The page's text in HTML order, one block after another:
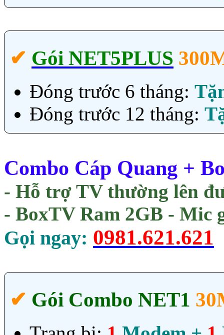
✔‎ Gói NET5PLUS
Đóng trước 6 tháng:
Đóng trước 12 tháng:
Combo Cáp Quang +
- Hỗ trợ TV thường lên
- BoxTV Ram 2GB - Mic
Gọi ngay: 0981.621.621
✔‎ Gói Combo NET1